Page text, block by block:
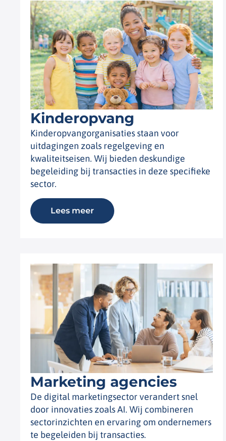
Kinderopvang
Kinderopvangorganisaties staan voor
uitdagingen zoals regelgeving en
kwaliteitseisen. Wij bieden deskundige
begeleiding bij transacties in deze specifieke
sector.
Lees meer
Marketing agencies
De digital marketingsector verandert snel
door innovaties zoals AI. Wij combineren
sectorinzichten en ervaring om ondernemers
te begeleiden bij transacties.